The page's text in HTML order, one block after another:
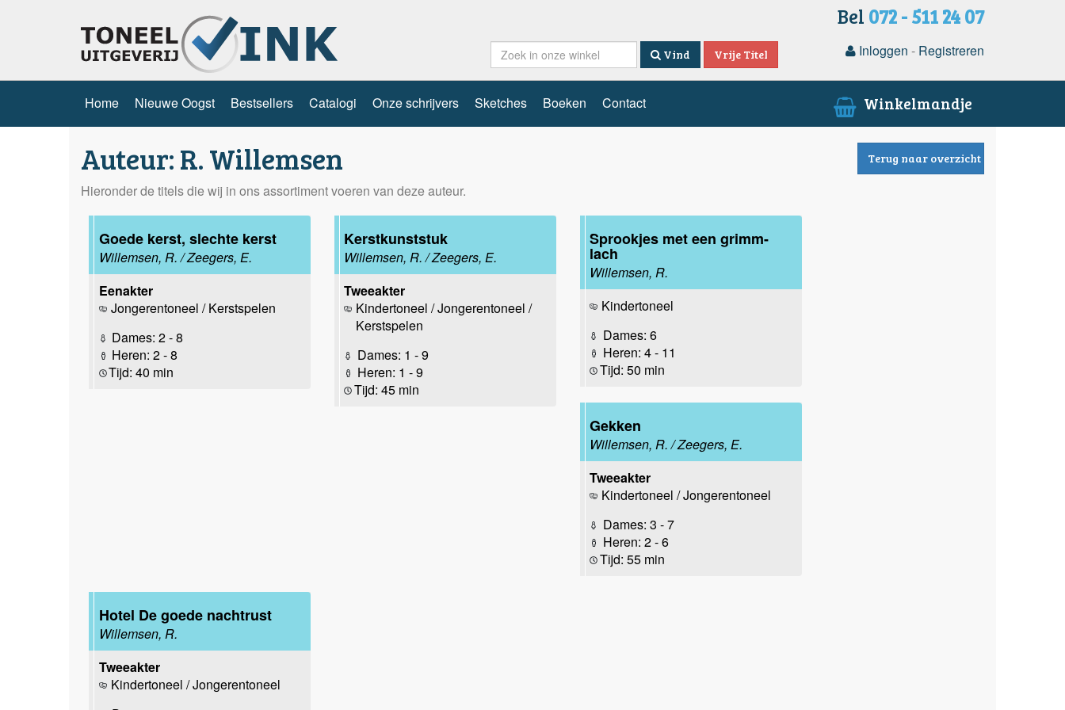
Bel 072 - 511 24 07
Vind Vrije Titel Inloggen - Registreren
Home Nieuwe Oogst Bestsellers Catalogi Onze schrijvers Sketches Boeken Contact Winkelmandje
Auteur: R. Willemsen Terug naar overzicht
Hieronder de titels die wij in ons assortiment voeren van deze auteur.
Goede kerst, slechte kerst
Willemsen, R. / Zeegers, E.
Eenakter
Jongerentoneel / Kerstspelen
Dames: 2 - 8
Heren: 2 - 8
Tijd: 40 min
Kerstkunststuk
Willemsen, R. / Zeegers, E.
Tweeakter
Kindertoneel / Jongerentoneel /
Kerstspelen
Dames: 1 - 9
Heren: 1 - 9
Tijd: 45 min
Sprookjes met een grimm-
lach
Willemsen, R.
Kindertoneel
Dames: 6
Heren: 4 - 11
Tijd: 50 min
Gekken
Willemsen, R. / Zeegers, E.
Tweeakter
Kindertoneel / Jongerentoneel
Dames: 3 - 7
Heren: 2 - 6
Tijd: 55 min
Hotel De goede nachtrust
Willemsen, R.
Tweeakter
Kindertoneel / Jongerentoneel